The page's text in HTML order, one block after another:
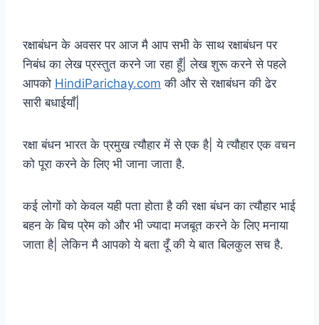
रक्षाबंधन के अवसर पर आज मै आप सभी के साथ रक्षाबंधन पर
निबंध का लेख प्रस्तुत करने जा रहा हूँ| लेख शुरू करने से पहले
आपको HindiParichay.com की और से रक्षाबंधन की ढेर
सारी बधाईयाँ|
रक्षा बंधन भारत के प्रमुख त्यौहार में से एक है| ये त्यौहार एक वचन
को पूरा करने के लिए भी जाना जाता है.
कई लोगों को केवल यही पता होता है की रक्षा बंधन का त्यौहार भाई
बहन के बिच प्रेम को और भी ज्यादा मजबूत करने के लिए मनाया
जाता है| लेकिन मै आपको ये बता दूँ की ये बात बिलकुल सच है.